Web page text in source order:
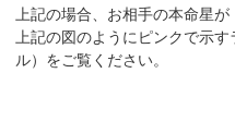
上記の場合、お相手の本命星
上記の図のようにピンクで示
ル）をご覧ください。